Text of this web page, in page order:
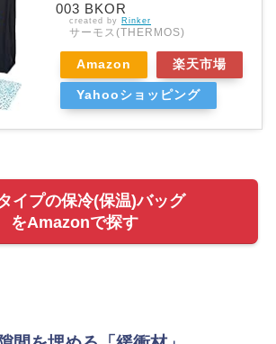
003 BKOR
created by Rinker
サーモス(THERMOS)
Amazon 楽天市場
Yahooショッピング
イプの保冷(保温)バッグ
をAmazonで探す